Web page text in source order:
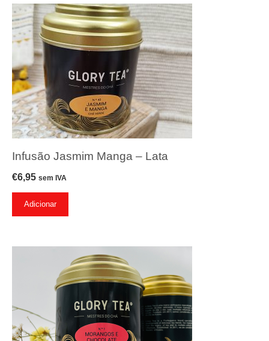
Infusão Jasmim Manga – Lata
€6,95 sem IVA
Adicionar